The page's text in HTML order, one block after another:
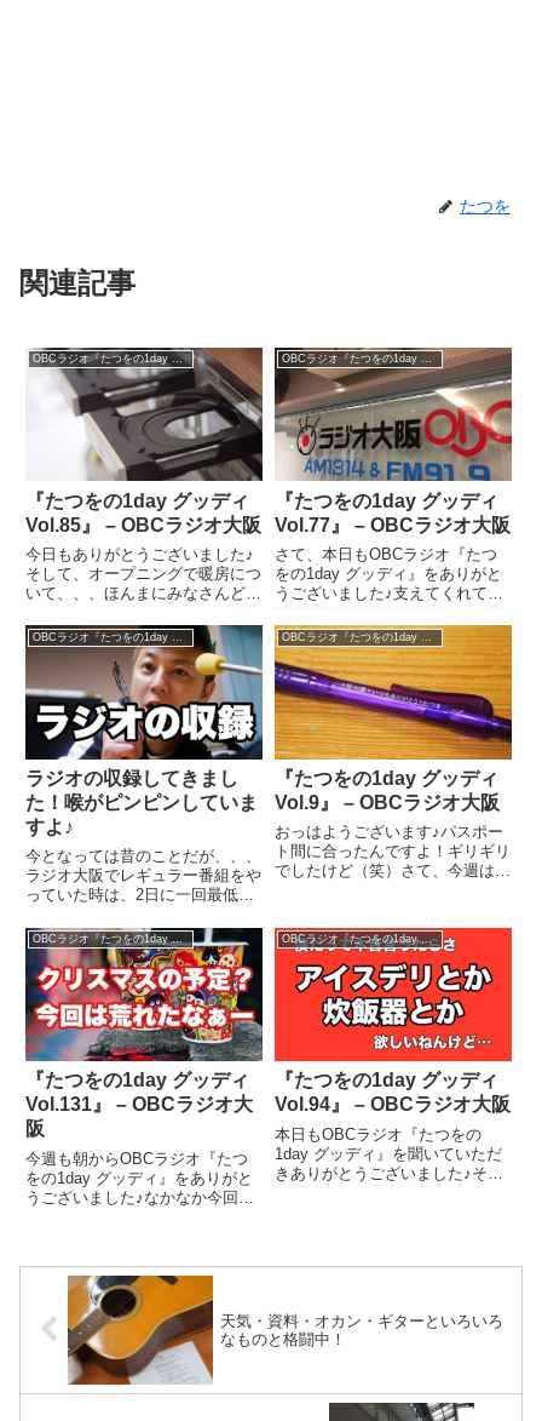
たつを
関連記事
OBCラジオ『たつをの1day グッディ』
『たつをの1day グッディ
Vol.85』 – OBCラジオ大阪
今日もありがとうございました♪
そして、オープニングで暖房につ
いて、、、ほんまにみなさんどう
ンヒーターだけで頑張っていま
す。ラジオでも話しましたが、加
湿にはこだわっていまして、、、
先日もコンパクトな加湿器を買い
ま...
OBCラジオ『たつをの1day グッディ』
『たつをの1day グッディ
Vol.77』 – OBCラジオ大阪
さて、本日もOBCラジオ『たつ
をの1day グッディ』をありがと
うございました♪支えてくれてる
てます。本当にありがとうござい
ます。これからもよろしくお願い
します！さて、今日のグッディー
ソング、、、【手紙／Bac...
ラジオの収録してきまし
た！喉がピンピンしていま
すよ♪
今となっては昔のことだが、、、
ラジオ大阪でレギュラー番組をや
っていた時は、2日に一回最低は
スタジオみたいな感じなのがあっ
て、、、ファンの人が駆けつけて
くれていたなぁ〜、、、懐かし
い。そのサテステもなくなって、
週...
『たつをの1day グッディ
Vol.9』 – OBCラジオ大阪
おっはようございます♪パスポー
ト間に合ったんですよ！ギリギリ
でしたけど（笑）さて、今週は構
さん。長崎出身なので、言葉がす
ごい（笑）なんかおもしろかっ
た。地元の駅が古川橋駅ってこと
で...
『たつをの1day グッディ
Vol.131』 – OBCラジオ大
阪
今週も朝からOBCラジオ『たつ
をの1day グッディ』をありがと
うございました♪なかなか今回は
マスなんてもんは、、、僕にはそ
こまで重要なイベントではない...
OBCラジオ『たつをの1day グッディ』
『たつをの1day グッディ
Vol.94』 – OBCラジオ大阪
本日もOBCラジオ『たつをの
1day グッディ』を聞いていただ
きありがとうございました♪そし
ういうお便りが届くのは本当に
天気・資料・オカン・ギターといろいろ
なものと格闘中！